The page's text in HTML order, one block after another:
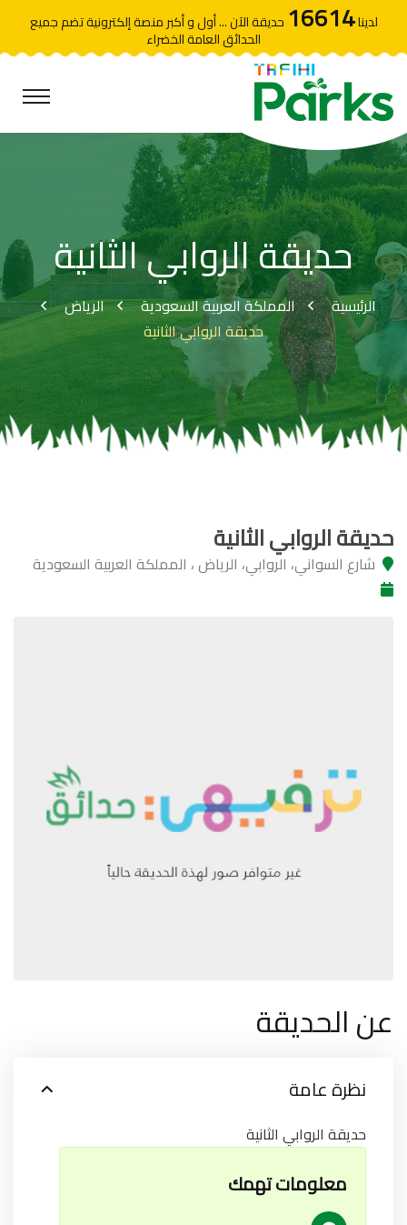
لدينا16614 حديقة الآن ... أول و أكبر منصة إلكترونية تضم جميع
الحدائق العامة الخضراء
حديقة الروابي الثانية
الرئيسية المملكة العربية السعودية
الرياض
حديقة الروابي الثانية
حديقة الروابي الثانية
شارع السواني، الروابي، الرياض ، المملكة العربية السعودية
عن الحديقة
نظرة عامة
حديقة الروابي الثانية
معلومات تهمك